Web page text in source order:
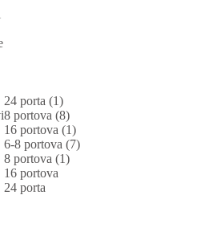
24 porta (1)
8 portova (8)
16 portova (1)
6-8 portova (7)
8 portova (1)
16 portova
24 porta